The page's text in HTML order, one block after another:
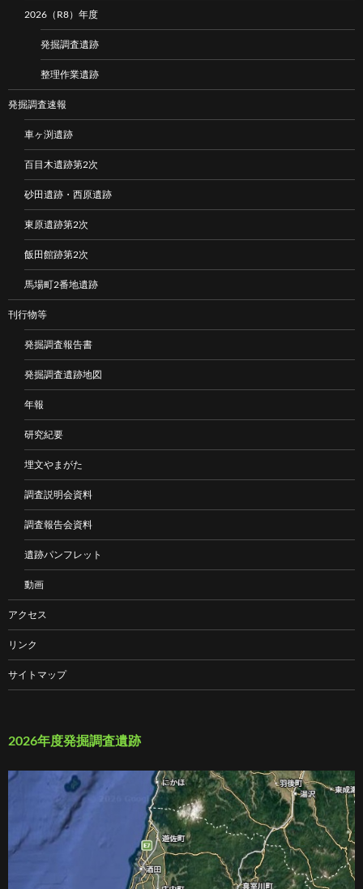
2026（R8）年度
発掘調査遺跡
整理作業遺跡
発掘調査速報
車ヶ渕遺跡
百目木遺跡第2次
砂田遺跡・西原遺跡
東原遺跡第2次
飯田館跡第2次
馬場町2番地遺跡
刊行物等
発掘調査報告書
発掘調査遺跡地図
年報
研究紀要
埋文やまがた
調査説明会資料
調査報告会資料
遺跡パンフレット
動画
アクセス
リンク
サイトマップ
2026年度発掘調査遺跡